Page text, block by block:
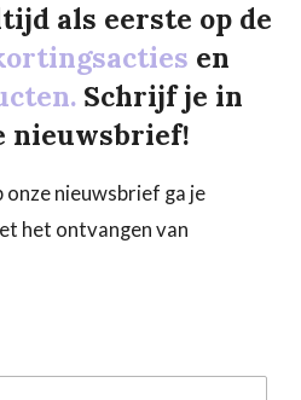
als eerste op de
en
Schrijf je in
nieuwsbrief!
nieuwsbrief ga je
het ontvangen van